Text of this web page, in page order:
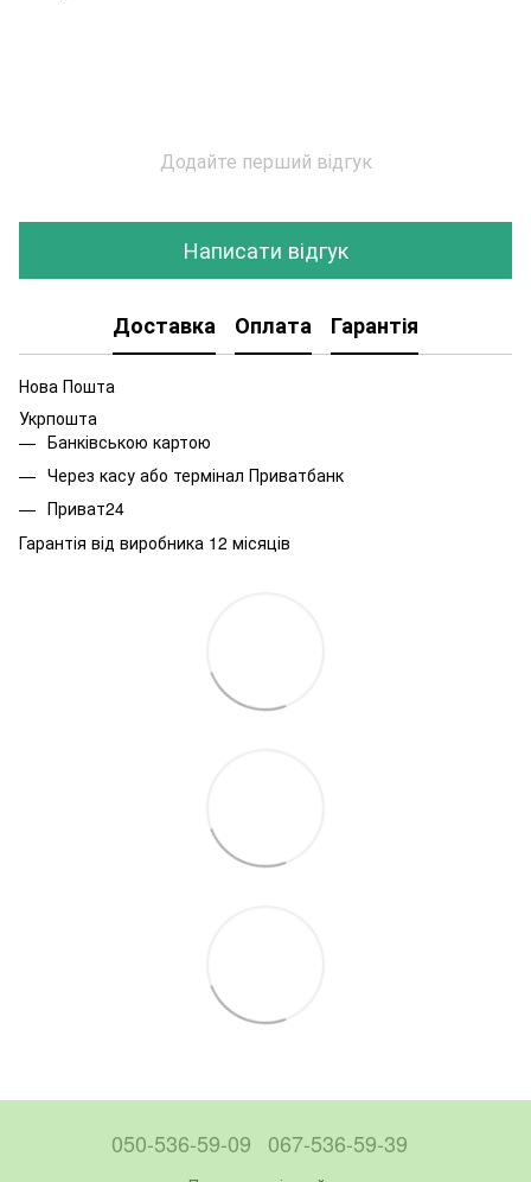
Додайте перший відгук
Написати відгук
Доставка Оплата Гарантія
Нова Пошта
Укрпошта
Банківською картою
Через касу або термінал Приватбанк
Приват24
Гарантія від виробника 12 місяців
050-536-59-09 067-536-59-39